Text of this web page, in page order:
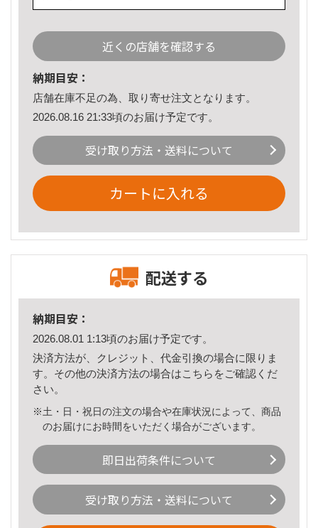
近くの店舗を確認する
納期目安：
店舗在庫不足の為、取り寄せ注文となります。
2026.08.16 21:33頃のお届け予定です。
受け取り方法・送料について
カートに入れる
配送する
納期目安：
2026.08.01 1:13頃のお届け予定です。
決済方法が、クレジット、代金引換の場合に限りま
す。その他の決済方法の場合はこちら をご確認くだ
さい。
※土・日・祝日の注文の場合や在庫状況によって、商品
のお届けにお時間をいただく場合がございます。
即日出荷条件について
受け取り方法・送料について